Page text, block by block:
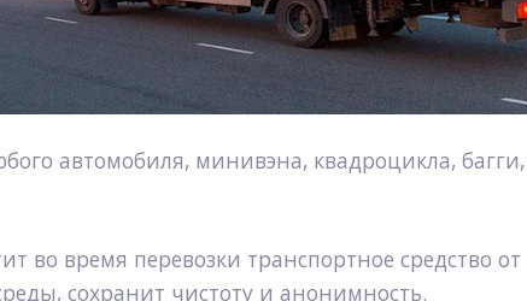
автомобиля, минивэна, квадроцикла, багги,
во время перевозки транспортное средство от
сохранит чистоту и анонимность.